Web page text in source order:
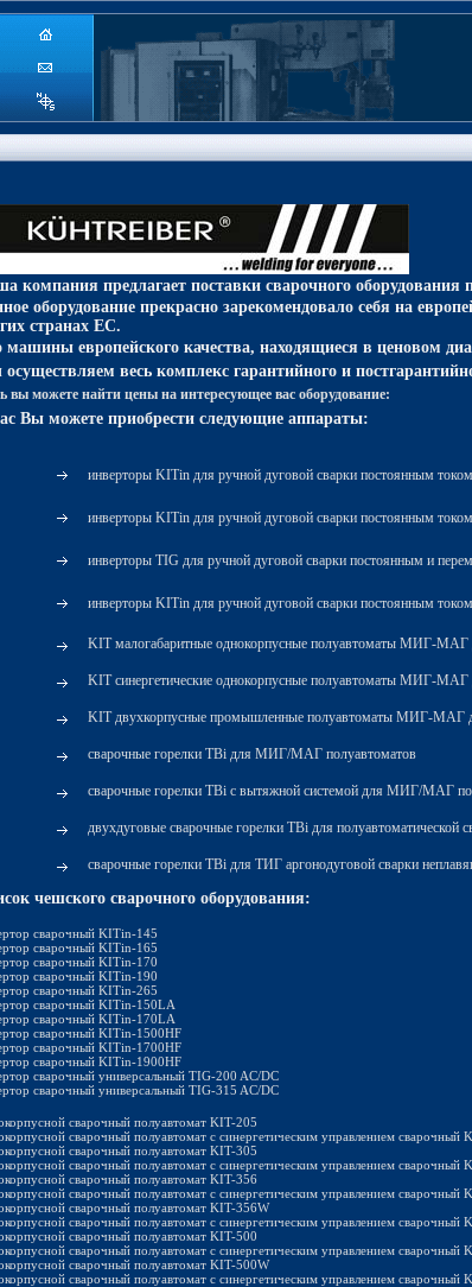
компания предлагает поставки сварочного
оборудование прекрасно зарекомендовало себя на
странах ЕС.
машины европейского качества, находящиеся в ценовом
весь комплекс гарантийного и
вы можете найти цены на интересующее вас оборудование:
Вы можете приобрести следующие аппараты:
инверторы KITin для ручной дуговой сварки постоянным
инверторы KITin для ручной дуговой сварки постоянным
инверторы TIG для ручной дуговой сварки постоянным и
инверторы KITin для ручной дуговой сварки постоянным
KIT малогабаритные однокорпусные полуавтоматы МИГ-МАГ
KIT синергетические однокорпусные полуавтоматы МИГ-МАГ
KIT двухкорпусные промышленные полуавтоматы МИГ-МАГ
сварочные горелки TBi для МИГ/МАГ полуавтоматов
сварочные горелки TBi с вытяжной системой для МИГ/МАГ
двухдуговые сварочные горелки TBi для полуавтоматической
сварочные горелки TBi для ТИГ аргонодуговой сварки
чешского сварочного оборудования:
сварочный KITin-145
сварочный KITin-165
сварочный KITin-170
сварочный KITin-190
сварочный KITin-265
сварочный KITin-150LA
сварочный KITin-170LA
сварочный KITin-1500HF
сварочный KITin-1700HF
сварочный KITin-1900HF
сварочный универсальный TIG-200 AC/DC
сварочный универсальный TIG-315 AC/DC
сварочный полуавтомат KIT-205
сварочный полуавтомат с синергетическим управлением сварочный
сварочный полуавтомат KIT-305
сварочный полуавтомат с синергетическим управлением сварочный
сварочный полуавтомат KIT-356
сварочный полуавтомат с синергетическим управлением сварочный
сварочный полуавтомат KIT-356W
сварочный полуавтомат с синергетическим управлением сварочный
сварочный полуавтомат KIT-500
сварочный полуавтомат с синергетическим управлением сварочный
сварочный полуавтомат KIT-500W
сварочный полуавтомат с синергетическим управлением сварочный